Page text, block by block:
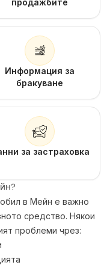
продажбите
Информация за
бракуване
за застраховка
в Мейн е важно
средство. Някои
проблеми чрез: